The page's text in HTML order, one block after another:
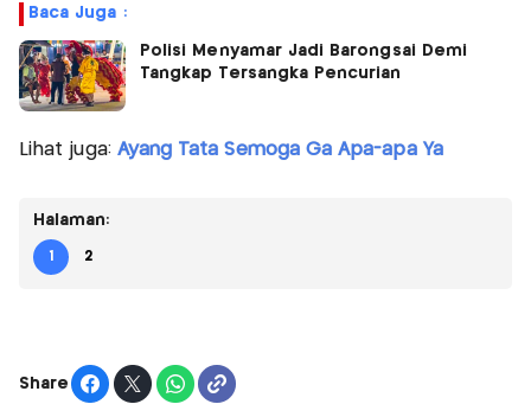
Baca Juga :
Polisi Menyamar Jadi Barongsai Demi
Tangkap Tersangka Pencurian
Lihat juga: Ayang Tata Semoga Ga Apa-apa Ya
Halaman:
1 2
Share